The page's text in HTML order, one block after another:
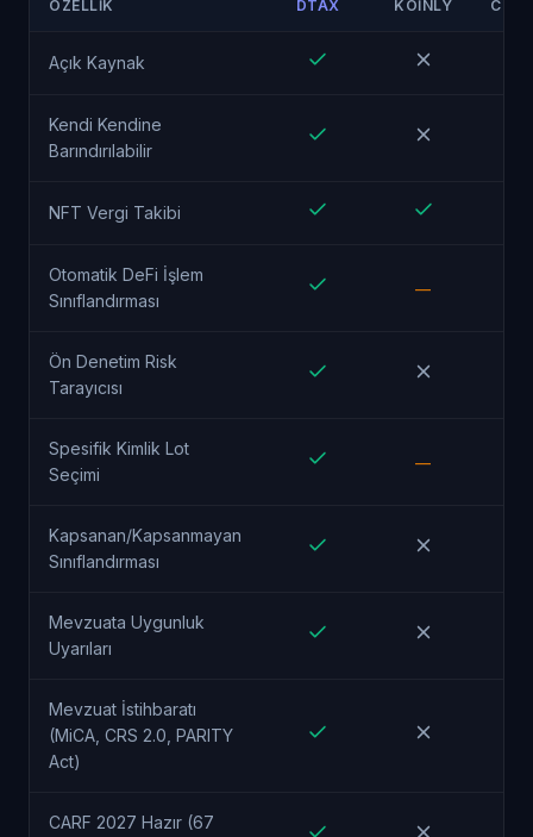
ÖZELLIK DTAX KOINLY
Açık Kaynak
Kendi Kendine
Barındırılabilir
NFT Vergi Takibi
Otomatik DeFi İşlem
Sınıflandırması
—
Ön Denetim Risk
Tarayıcısı
Spesifik Kimlik Lot
Seçimi
—
Kapsanan/Kapsanmayan
Sınıflandırması
Mevzuata Uygunluk
Uyarıları
Mevzuat İstihbaratı
(MiCA, CRS 2.0, PARITY
Act)
CARF 2027 Hazır (67